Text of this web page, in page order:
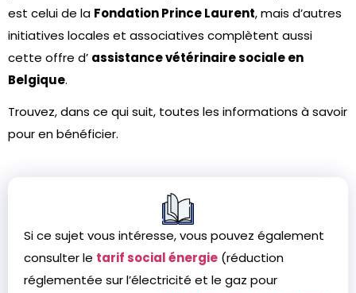
est celui de la Fondation Prince Laurent, mais d’autres
initiatives locales et associatives complètent aussi
cette offre d’ assistance vétérinaire sociale en
Belgique.
Trouvez, dans ce qui suit, toutes les informations à savoir
pour en bénéficier.
Si ce sujet vous intéresse, vous pouvez également
consulter le tarif social énergie (réduction
réglementée sur l’électricité et le gaz pour